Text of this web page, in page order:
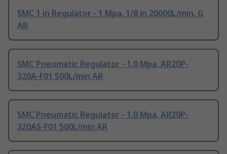
SMC 1 in Regulator - 1 Mpa, 1/8 in 20000L/min, G
AR
SMC Pneumatic Regulator - 1.0 Mpa, AR20P-
320A-F01 500L/min AR
SMC Pneumatic Regulator - 1.0 Mpa, AR20P-
320AS-F01 500L/min AR